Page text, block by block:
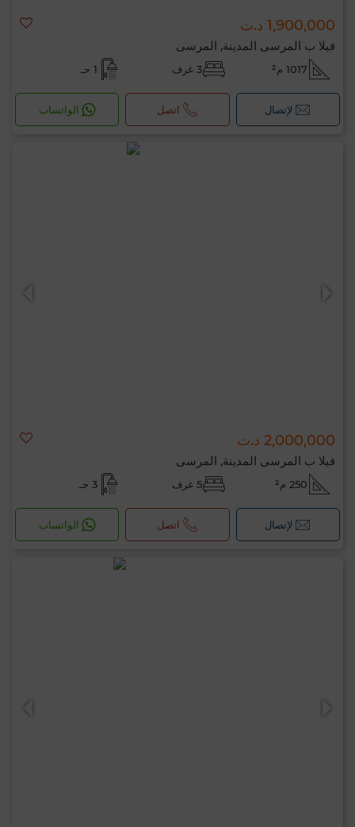
1,900,000 د.ت
فيلا ب المرسى المدينة, المرسى
1017 م² 3 غرف 1 حـ
لإتصال اتصل الواتساب
2,000,000 د.ت
فيلا ب المرسى المدينة, المرسى
250 م² 5 غرف 3 حـ
لإتصال اتصل الواتساب